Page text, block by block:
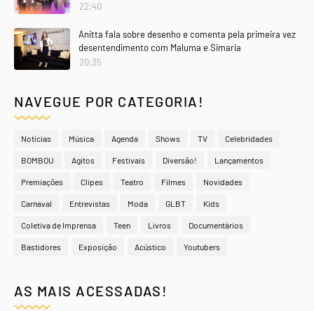
22:40
Anitta fala sobre desenho e comenta pela primeira vez
desentendimento com Maluma e Simaria
20:35
NAVEGUE POR CATEGORIA!
Notícias Música Agenda Shows TV Celebridades
BOMBOU Agitos Festivais Diversão! Lançamentos
Premiações Clipes Teatro Filmes Novidades
Carnaval Entrevistas Moda GLBT Kids
Coletiva de Imprensa Teen Livros Documentários
Bastidores Exposição Acústico Youtubers
AS MAIS ACESSADAS!